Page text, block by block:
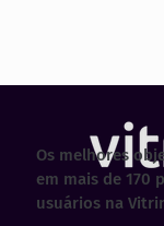
Os melhores
em mais de 170
usuários na